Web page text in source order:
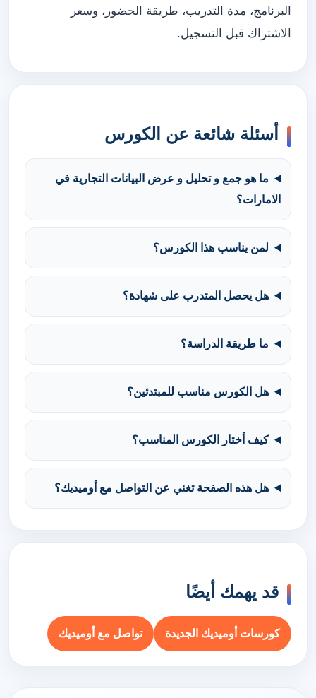
البرنامج، مدة التدريب، طريقة الحضور، وسعر
الاشتراك قبل التسجيل.
أسئلة شائعة عن الكورس
ما هو جمع و تحليل و عرض البيانات التجارية في
الامارات؟
لمن يناسب هذا الكورس؟
هل يحصل المتدرب على شهادة؟
ما طريقة الدراسة؟
هل الكورس مناسب للمبتدئين؟
كيف أختار الكورس المناسب؟
هل هذه الصفحة تغني عن التواصل مع أوميديك؟
قد يهمك أيضًا
كورسات أوميديك الجديدة تواصل مع أوميديك